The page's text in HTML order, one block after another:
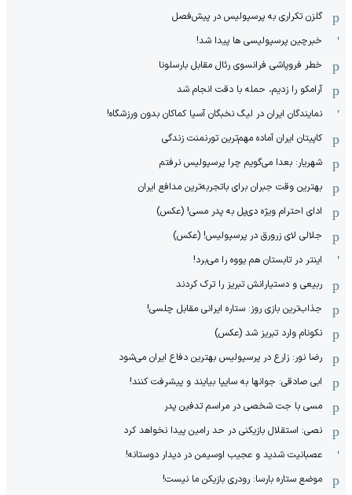
گلزن تکراری به پرسپولیس در پیش‌فصل
خبرچین پرسپولیسی ها پیدا شد!
خطر فروپاشی فرانسوی رئال مقابل بارسلونا
آرامکو را زدیم، حمله با دقت انجام شد
نمایندگان ایران در لیگ نخبگان آسیا کماکان بدون ورزشگاه!
کاپیتان ایران آماده مهم‌ترین تورنمنت زندگی
شهریار: بعدا می‌گویم چرا پرسپولیس نرفتم
بهترین وقت جبران برای باتجربه‌ترین مدافع ایران
ادای احترام ویژه دی‌پل به پدر مسی! (عکس)
جلالی لای زرورق در پرسپولیس! (عکس)
اینتر در تابستان هم یووه را می‌برد!
ربیعی و دستیارانش تبریز را ترک کردند
جذاب‌ترین بازی روز: ستاره ایرانی مقابل چلسی!
نکونام وارد تبریز شد (عکس)
رضا نور: زارع در پرسپولیس بهترین دفاع ایران می‌شود
ابی صادقی: جوانها به سایپا بیایند و پیشرفت کنند!
مسی با جت شخصی در مراسم تدفین پدر
نصی: استقلال بازیکنی در حد رامین پیدا نخواهد کرد
عصبانیت شدید و عجیب اوسیمن در دیدار دوستانه!
موضع ستاره بارسا: رودری بازیکن ما نیست!